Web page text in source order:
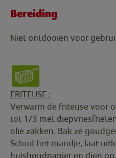
Bereiding
Niet ontdooien voor
FRITEUSE :
Verwarm de friteuse voor
tot 1/3 met
olie zakken. Bak ze
Schud het mandje, laat
huishoudpapier en dien op.